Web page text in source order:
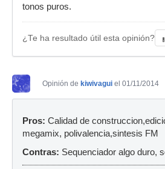
tonos puros.
¿Te ha resultado útil esta opinión?
Opinión de kiwivagui el 01/11/2014
Pros: Calidad de
megamix, polivalencia,sintesis FM
Contras: Sequenciador algo duro,